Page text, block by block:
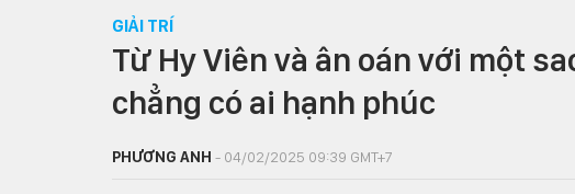
GIẢI TRÍ
Từ Hy Viên và ân oán với một
chẳng có ai hạnh phúc
PHƯƠNG ANH - 04/02/2025 09:39 GMT+7